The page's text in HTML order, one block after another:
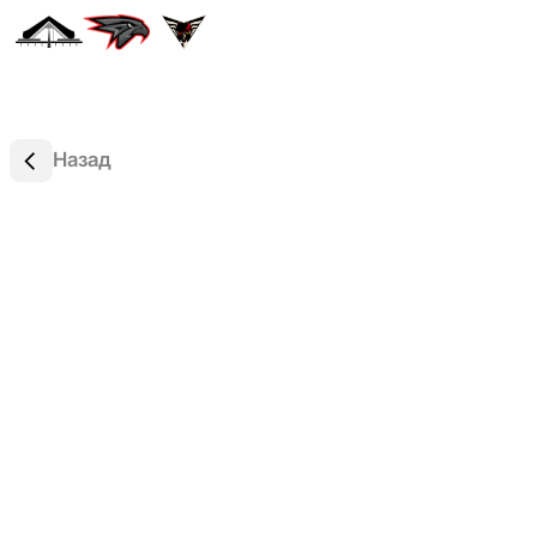
Назад